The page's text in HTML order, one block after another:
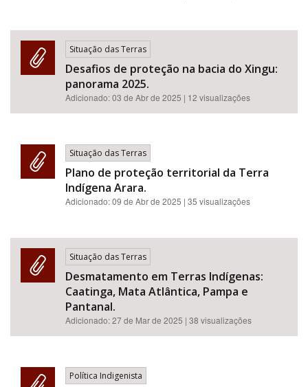
Situação das Terras
Desafios de proteção na bacia do Xingu:
panorama 2025.
Adicionado:03 de Abr de 2025 | 12 visualizações
Situação das Terras
Plano de proteção territorial da Terra
Indígena Arara.
Adicionado:09 de Abr de 2025 | 35 visualizações
Situação das Terras
Desmatamento em Terras Indígenas:
Caatinga, Mata Atlântica, Pampa e
Pantanal.
Adicionado:27 de Mar de 2025 | 38 visualizações
Política Indigenista